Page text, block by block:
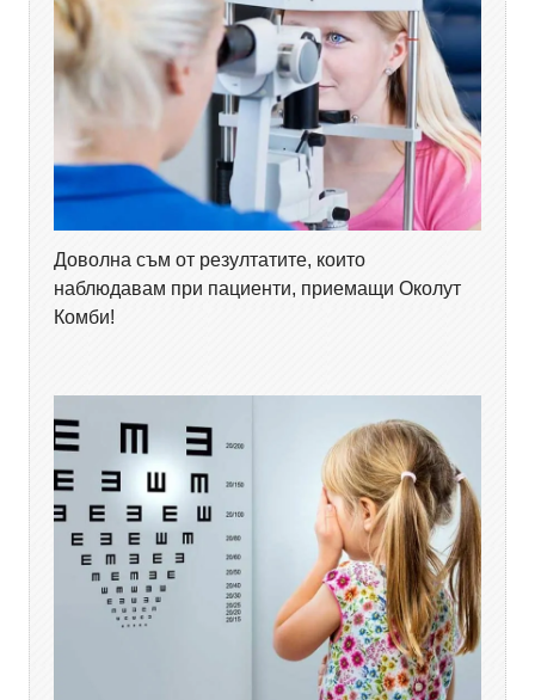
Доволна съм от резултатите, които
наблюдавам при пациенти, приемащи Околут
Комби!